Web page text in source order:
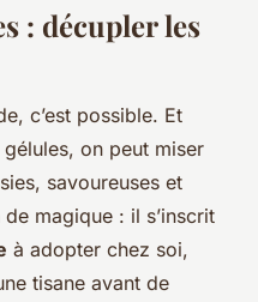
: décupler les
c’est possible. Et
on peut miser
savoureuses et
magique : il s’inscrit
à adopter chez soi,
tisane avant de